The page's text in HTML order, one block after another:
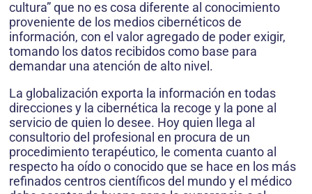
cultura” que no es cosa diferente al conocimiento
proveniente de los medios cibernéticos de
información, con el valor agregado de poder exigir,
tomando los datos recibidos como base para
demandar una atención de alto nivel.
La globalización exporta la información en todas
direcciones y la cibernética la recoge y la pone al
servicio de quien lo desee. Hoy quien llega al
consultorio del profesional en procura de un
procedimiento terapéutico, le comenta cuanto al
respecto ha oído o conocido que se hace en los más
refinados centros científicos del mundo y el médico